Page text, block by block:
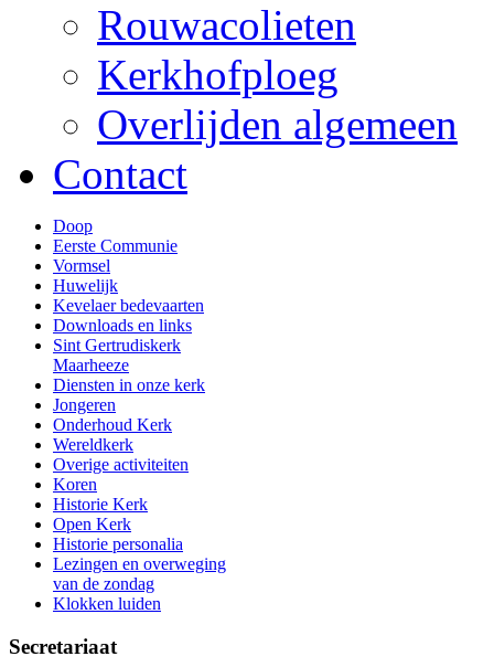
Rouwacolieten
Kerkhofploeg
Overlijden algemeen
Contact
Doop
Eerste Communie
Vormsel
Huwelijk
Kevelaer bedevaarten
Downloads en links
Sint Gertrudiskerk
Maarheeze
Diensten in onze kerk
Jongeren
Onderhoud Kerk
Wereldkerk
Overige activiteiten
Koren
Historie Kerk
Open Kerk
Historie personalia
Lezingen en overweging
van de zondag
Klokken luiden
Secretariaat